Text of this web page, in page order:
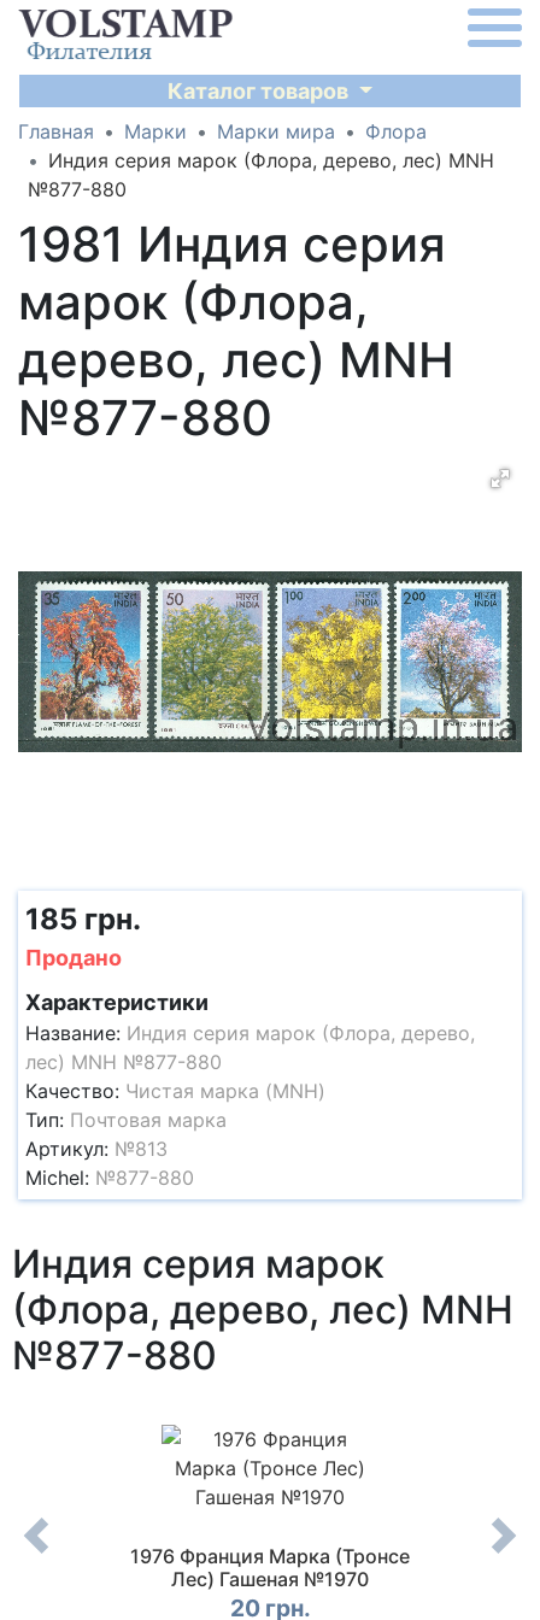
Каталог товаров
Главная Марки Марки мира
Флора
Индия серия марок (Флора, дерево, лес) MNH
№877-880
1981 Индия серия
марок (Флора,
дерево, лес) MNH
№877-880
185 грн.
Продано
Характеристики
Название: Индия серия марок (Флора, дерево,
лес) MNH №877-880
Качество: Чистая марка (MNH)
Тип: Почтовая марка
Артикул: №813
Michel: №877-880
Индия серия марок
(Флора, дерево, лес) MNH
№877-880
1976 Франция Марка (Тронсе
Лес) Гашеная №1970
20 грн.